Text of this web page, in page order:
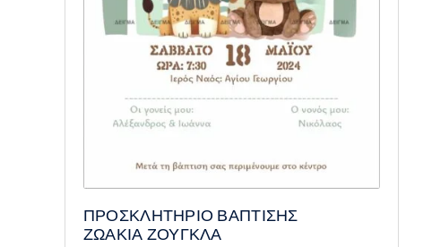
ΠΡΟΣΚΛΗΤΗΡΙΟ ΒΑΠΤΙΣΗΣ
ΖΩΑΚΙΑ ΖΟΥΓΚΛΑ